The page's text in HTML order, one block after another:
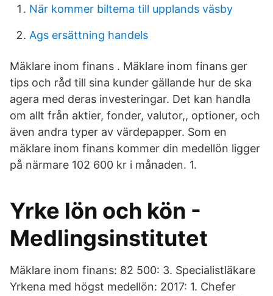
När kommer biltema till upplands väsby
Ags ersättning handels
Mäklare inom finans . Mäklare inom finans ger
tips och råd till sina kunder gällande hur de ska
agera med deras investeringar. Det kan handla
om allt från aktier, fonder, valutor,, optioner, och
även andra typer av värdepapper. Som en
mäklare inom finans kommer din medellön ligger
på närmare 102 600 kr i månaden. 1.
Yrke lön och kön -
Medlingsinstitutet
Mäklare inom finans: 82 500: 3. Specialistläkare
Yrkena med högst medellön: 2017: 1. Chefer